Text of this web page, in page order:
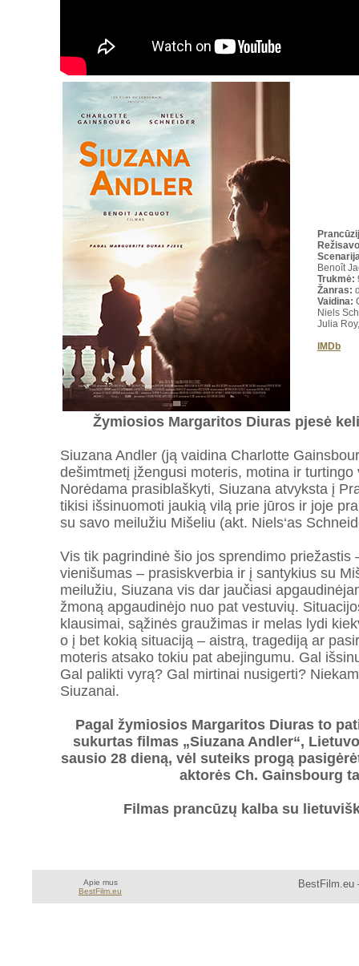
Režisavo
Benoît
Trukmė:
Žanras:
Vaidina:
Niels
Julia
IMDb
Žymiosios Margaritos Diuras pjesė
Siuzana Andler (ją vaidina Charlotte
dešimtmetį įžengusi moteris, motina ir turtingo
Norėdama prasiblaškyti, Siuzana atvyksta į
tikisi išsinuomoti jaukią vilą prie jūros ir joje
su savo meilužiu Mišeliu (akt. Niels‘as
Vis tik pagrindinė šio jos sprendimo priežastis
vienišumas – prasiskverbia ir į santykius su
meilužiu, Siuzana vis dar jaučiasi
žmoną apgaudinėjo nuo pat vestuvių.
klausimai, sąžinės graužimas ir melas lydi
o į bet kokią situaciją – aistrą, tragediją ar
moteris atsako tokiu pat abejingumu. Gal
Gal palikti vyrą? Gal mirtinai nusigerti?
Siuzanai.
Pagal žymiosios Margaritos Diuras to
sukurtas filmas „Siuzana Andler“,
sausio 28 dieną, vėl suteiks progą
aktorės Ch. Gainsbourg
Filmas prancūzų kalba su
Apie mus
BestFilm.eu